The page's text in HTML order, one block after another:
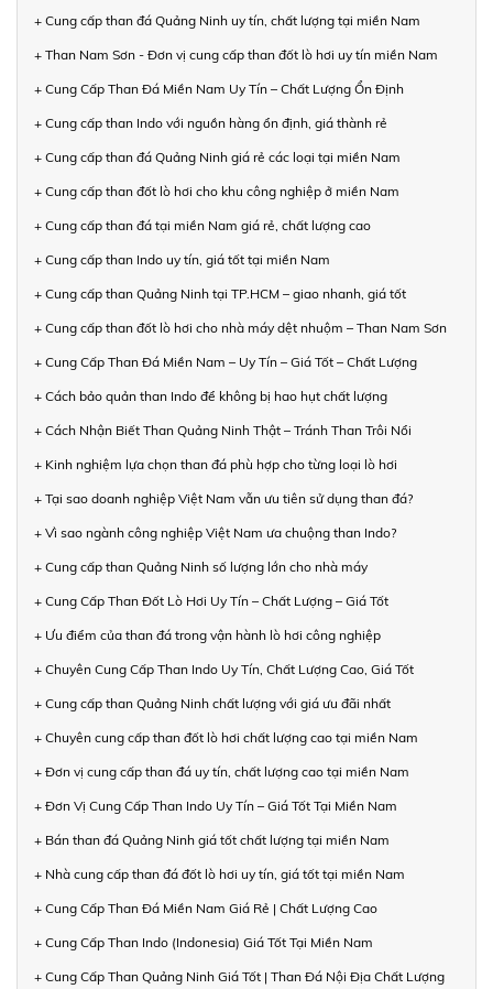
+ Cung cấp than đá Quảng Ninh uy tín, chất lượng tại miền Nam
+ Than Nam Sơn - Đơn vị cung cấp than đốt lò hơi uy tín miền Nam
+ Cung Cấp Than Đá Miền Nam Uy Tín – Chất Lượng Ổn Định
+ Cung cấp than Indo với nguồn hàng ổn định, giá thành rẻ
+ Cung cấp than đá Quảng Ninh giá rẻ các loại tại miền Nam
+ Cung cấp than đốt lò hơi cho khu công nghiệp ở miền Nam
+ Cung cấp than đá tại miền Nam giá rẻ, chất lượng cao
+ Cung cấp than Indo uy tín, giá tốt tại miền Nam
+ Cung cấp than Quảng Ninh tại TP.HCM – giao nhanh, giá tốt
+ Cung cấp than đốt lò hơi cho nhà máy dệt nhuộm – Than Nam Sơn
+ Cung Cấp Than Đá Miền Nam – Uy Tín – Giá Tốt – Chất Lượng
+ Cách bảo quản than Indo để không bị hao hụt chất lượng
+ Cách Nhận Biết Than Quảng Ninh Thật – Tránh Than Trôi Nổi
+ Kinh nghiệm lựa chọn than đá phù hợp cho từng loại lò hơi
+ Tại sao doanh nghiệp Việt Nam vẫn ưu tiên sử dụng than đá?
+ Vì sao ngành công nghiệp Việt Nam ưa chuộng than Indo?
+ Cung cấp than Quảng Ninh số lượng lớn cho nhà máy
+ Cung Cấp Than Đốt Lò Hơi Uy Tín – Chất Lượng – Giá Tốt
+ Ưu điểm của than đá trong vận hành lò hơi công nghiệp
+ Chuyên Cung Cấp Than Indo Uy Tín, Chất Lượng Cao, Giá Tốt
+ Cung cấp than Quảng Ninh chất lượng với giá ưu đãi nhất
+ Chuyên cung cấp than đốt lò hơi chất lượng cao tại miền Nam
+ Đơn vị cung cấp than đá uy tín, chất lượng cao tại miền Nam
+ Đơn Vị Cung Cấp Than Indo Uy Tín – Giá Tốt Tại Miền Nam
+ Bán than đá Quảng Ninh giá tốt chất lượng tại miền Nam
+ Nhà cung cấp than đá đốt lò hơi uy tín, giá tốt tại miền Nam
+ Cung Cấp Than Đá Miền Nam Giá Rẻ | Chất Lượng Cao
+ Cung Cấp Than Indo (Indonesia) Giá Tốt Tại Miền Nam
+ Cung Cấp Than Quảng Ninh Giá Tốt | Than Đá Nội Địa Chất Lượng